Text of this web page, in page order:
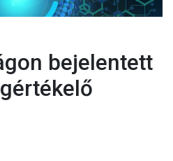
bejelentett